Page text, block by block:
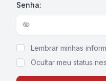
Senha:
Show/hide password
Lembrar minhas
Ocultar meu status